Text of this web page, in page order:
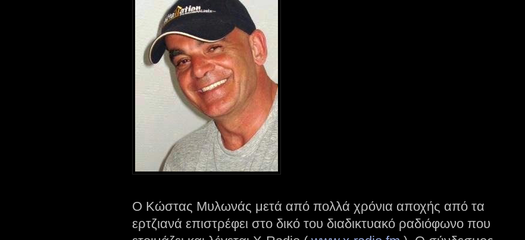
Ο Κώστας Μυλωνάς μετά από πολλά χρόνια αποχής από τα
ερτζιανά επιστρέφει στο δικό του διαδικτυακό ραδιόφωνο που